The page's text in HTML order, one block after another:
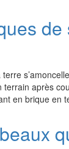
de
après
en brique en